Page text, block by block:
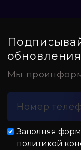
обновления
Мы
Заполняя
политикой